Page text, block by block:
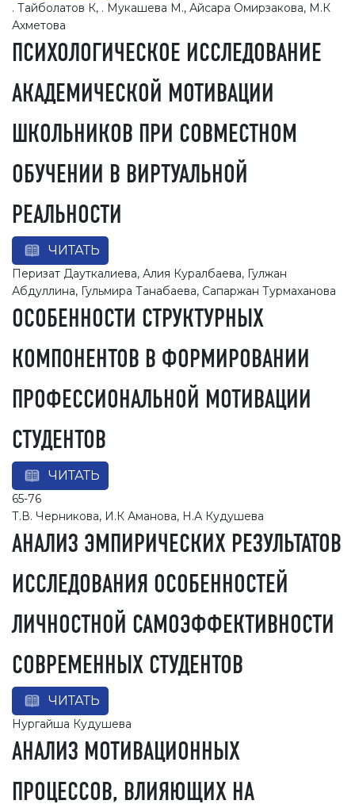
. Тайболатов К, . Мукашева М., Айсара Омирзакова, М.К
Ахметова
ПСИХОЛОГИЧЕСКОЕ ИССЛЕДОВАНИЕ
АКАДЕМИЧЕСКОЙ МОТИВАЦИИ
ШКОЛЬНИКОВ ПРИ СОВМЕСТНОМ
ОБУЧЕНИИ В ВИРТУАЛЬНОЙ
РЕАЛЬНОСТИ
ЧИТАТЬ
Перизат Дауткалиева, Алия Куралбаева, Гулжан
Абдуллина, Гульмира Танабаева, Сапаржан Турмаханова
ОСОБЕННОСТИ СТРУКТУРНЫХ
КОМПОНЕНТОВ В ФОРМИРОВАНИИ
ПРОФЕССИОНАЛЬНОЙ МОТИВАЦИИ
СТУДЕНТОВ
ЧИТАТЬ
65-76
Т.В. Черникова, И.К Аманова, Н.А Кудушева
АНАЛИЗ ЭМПИРИЧЕСКИХ РЕЗУЛЬТАТОВ
ИССЛЕДОВАНИЯ ОСОБЕННОСТЕЙ
ЛИЧНОСТНОЙ САМОЭФФЕКТИВНОСТИ
СОВРЕМЕННЫХ СТУДЕНТОВ
ЧИТАТЬ
Нургайша Кудушева
АНАЛИЗ МОТИВАЦИОННЫХ
ПРОЦЕССОВ, ВЛИЯЮЩИХ НА